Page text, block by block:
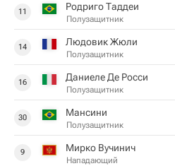
11 Родриго Таддеи
Полузащитник
14 Людовик Жюли
Полузащитник
16 Даниеле Де Росси
Полузащитник
30 Мансини
Полузащитник
9 Мирко Вучинич
Нападающий